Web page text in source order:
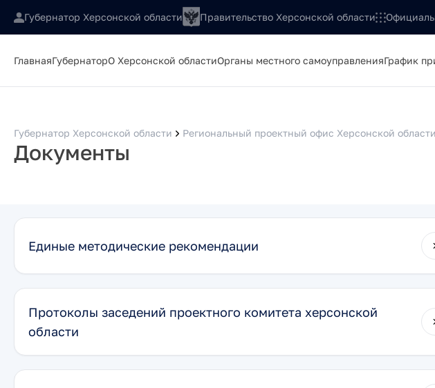
Губернатор Херсонской области Правительство Херсонской области
ГлавнаяГубернаторО Херсонской областиОрганы местного самоуправленияГрафик
Губернатор Херсонской области Региональный проектный офис Херсонской области
Документы
Единые методические рекомендации
Протоколы заседений проектного комитета херсонской
области